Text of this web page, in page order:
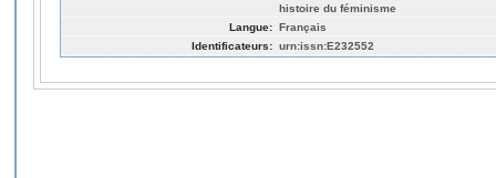
histoire du féminisme
Langue: Français
Identificateurs: urn:issn:E232552